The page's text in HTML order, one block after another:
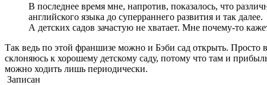
В последнее время мне, напротив, показалось, что
английского языка до суперраннего развития и так далее.
А детских садов зачастую не хватает. Мне почему-то
Так ведь по этой франшизе можно и Бэби сад открыть.
склоняюсь к хорошему детскому саду, потому что там и
можно ходить лишь периодически.
Записан